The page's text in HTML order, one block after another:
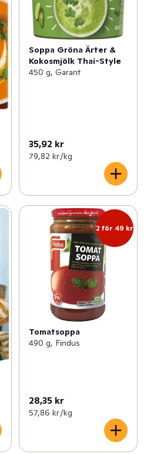
Soppa Gröna Ärter &
Kokosmjölk Thai-Style
450 g, Garant
35,92 kr
79,82 kr /kg
2 för 49 kr
Tomatsoppa
490 g, Findus
28,35 kr
57,86 kr /kg